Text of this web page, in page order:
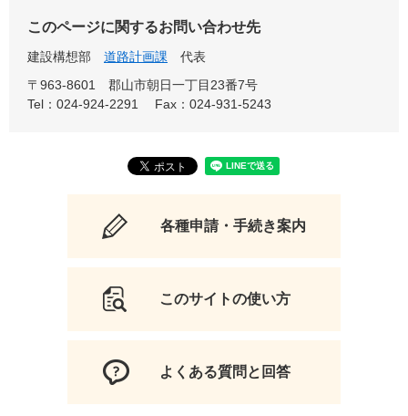
このページに関するお問い合わせ先
建設構想部 道路計画課
代表
〒963-8601
郡山市朝日一丁目23番7号
Tel：024-924-2291
Fax：024-931-5243
各種申請・手続き案内
このサイトの使い方
よくある質問と回答